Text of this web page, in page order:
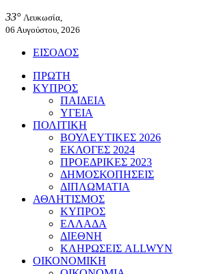
33° Λευκωσία,
06 Αυγούστου, 2026
ΕΙΣΟΔΟΣ
ΠΡΩΤΗ
ΚΥΠΡΟΣ
ΠΑΙΔΕΙΑ
ΥΓΕΙΑ
ΠΟΛΙΤΙΚΗ
ΒΟΥΛΕΥΤΙΚΕΣ 2026
ΕΚΛΟΓΕΣ 2024
ΠΡΟΕΔΡΙΚΕΣ 2023
ΔΗΜΟΣΚΟΠΗΣΕΙΣ
ΔΙΠΛΩΜΑΤΙΑ
ΑΘΛΗΤΙΣΜΟΣ
ΚΥΠΡΟΣ
ΕΛΛΑΔΑ
ΔΙΕΘΝΗ
ΚΛΗΡΩΣΕΙΣ ALLWYN
ΟΙΚΟΝΟΜΙΚΗ